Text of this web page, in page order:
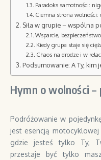
Paradoks samotności:
Ciemna strona
Siła w grupie – wspólna
Wsparcie,
Kiedy grupa staje się
Chaos na drodze i w
Podsumowanie: A Ty, kim
Hymn o wolności
Podróżowanie w
jest esencją
gdzie jesteś tylko Ty,
przestaje być tylko